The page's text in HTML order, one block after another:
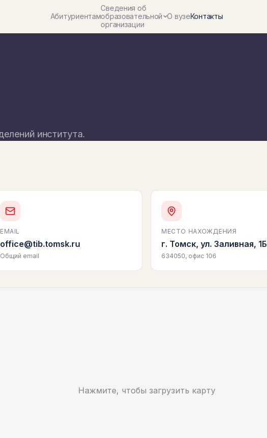
Абитуриентам
Сведения об
образовательной
организации
О вузеКонтакты
института.
EMAIL
office@tib.tomsk.ru
Общий email
МЕСТО НАХОЖДЕНИЯ
г. Томск, ул. Заливная, 1Б
634050, офис 106
Нажмите, чтобы загрузить карту